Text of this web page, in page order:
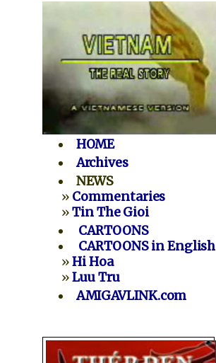
HOME
Archives
NEWS
» Commentaries
»Tin The Gioi
CARTOONS
CARTOONS in English
»Hi Hoa
»Luu Tru
AMIGAVLINK.com